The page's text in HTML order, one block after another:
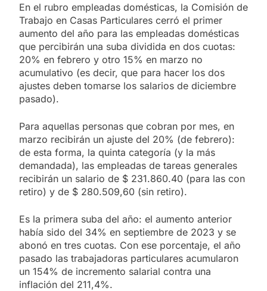
En el rubro empleadas domésticas, la Comisión de
Trabajo en Casas Particulares cerró el primer
aumento del año para las empleadas domésticas
que percibirán una suba dividida en dos cuotas:
20% en febrero y otro 15% en marzo no
acumulativo (es decir, que para hacer los dos
ajustes deben tomarse los salarios de diciembre
pasado).
Para aquellas personas que cobran por mes, en
marzo recibirán un ajuste del 20% (de febrero):
de esta forma, la quinta categoría (y la más
demandada), las empleadas de tareas generales
recibirán un salario de $ 231.860.40 (para las con
retiro) y de $ 280.509,60 (sin retiro).
Es la primera suba del año: el aumento anterior
había sido del 34% en septiembre de 2023 y se
abonó en tres cuotas. Con ese porcentaje, el año
pasado las trabajadoras particulares acumularon
un 154% de incremento salarial contra una
inflación del 211,4%.